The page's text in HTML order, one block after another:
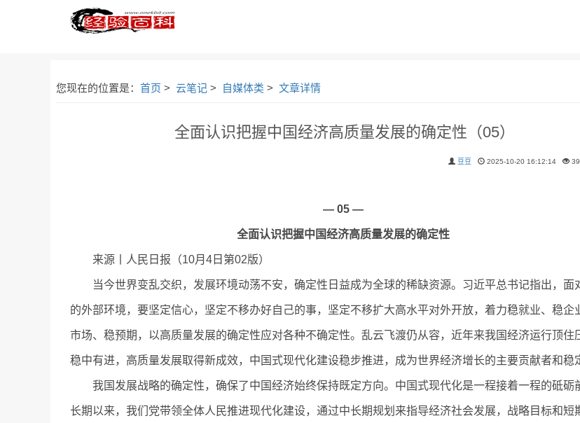
您现在的位置是：首页 >云笔记 > 自媒体类 >文章详情
全面认识把握中国经济高质量发展的确定性（05）
豆豆 2025-10-20 16:12:14
— 05 —
全面认识把握中国经济高质量发展的确定性
来源丨人民日报（10月4日第02版）
当今世界变乱交织，发展环境动荡不安，确定性日益成为全球的稀缺资源。习近平总书记指出，面
的外部环境，要坚定信心，坚定不移办好自己的事，坚定不移扩大高水平对外开放，着力稳就业、稳企
市场、稳预期，以高质量发展的确定性应对各种不确定性。乱云飞渡仍从容，近年来我国经济运行顶住
稳中有进，高质量发展取得新成效，中国式现代化建设稳步推进，成为世界经济增长的主要贡献者和稳
我国发展战略的确定性，确保了中国经济始终保持既定方向。中国式现代化是一程接着一程的砥砺
长期以来，我们党带领全体人民推进现代化建设，通过中长期规划来指导经济社会发展，战略目标和短